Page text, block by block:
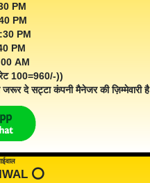
PM
PM
PM
PM
AM
100=960/-))
दे सट्टा कंपनी मैनेजर की ज़िम्मेवारी है
⭕️